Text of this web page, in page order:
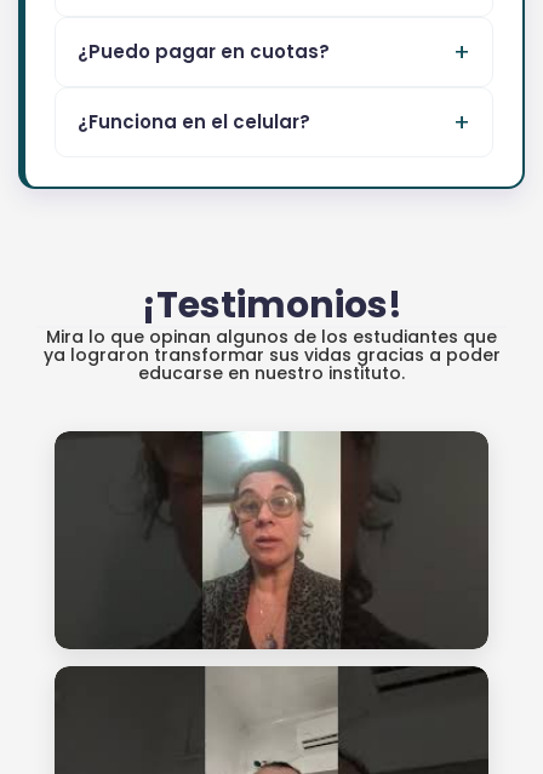
¿Puedo pagar en cuotas?
¿Funciona en el celular?
¡Testimonios!
Mira lo que opinan algunos de los estudiantes que
ya lograron transformar sus vidas gracias a poder
educarse en nuestro instituto.